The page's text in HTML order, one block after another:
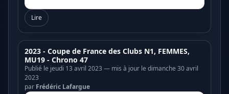
Lire
2023 - Coupe de France des Clubs N1, FEMMES,
MU19 - Chrono 47
Publié le jeudi 13 avril 2023 — mis à jour le dimanche 30 avril
2023
par Frédéric Lafargue